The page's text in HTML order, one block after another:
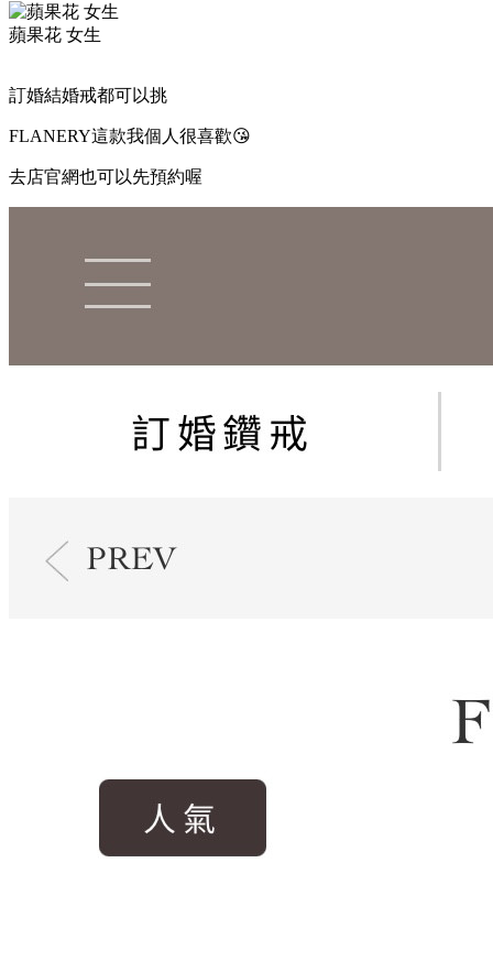
蘋果花 女生
訂婚結婚戒都可以挑
FLANERY這款我個人很喜歡😘
去店官網也可以先預約喔